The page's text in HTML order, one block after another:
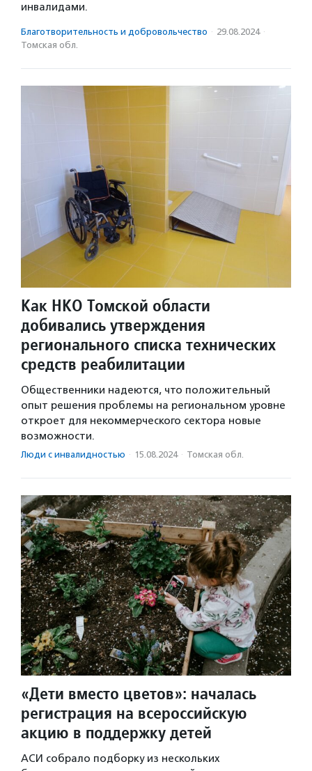
инвалидами.
Благотвори­тель­ность и доброволь­чест­во · 29.08.2024 ·
Томская обл.
Как НКО Томской области
добивались утверждения
регионального списка технических
средств реабилитации
Общественники надеются, что положительный
опыт решения проблемы на региональном уровне
откроет для некоммерческого сектора новые
возможности.
Люди с инвалидностью · 15.08.2024 · Томская обл.
«Дети вместо цветов»: началась
регистрация на всероссийскую
акцию в поддержку детей
АСИ собрало подборку из нескольких